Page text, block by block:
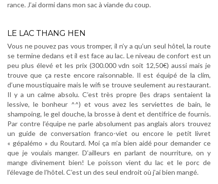
rance. J’ai dormi dans mon sac à viande du coup.
LE LAC THANG HEN
Vous ne pouvez pas vous tromper, il n’y a qu’un seul hôtel, la route
se termine dedans et il est face au lac. Le niveau de confort est un
peu plus élevé et les prix (300.000 vdn soit 12,50€) aussi mais je
trouve que ça reste encore raisonnable. Il est équipé de la clim,
d’une moustiquaire mais le wifi se trouve seulement au restaurant.
Il y a un calme absolu. C’est très propre (les draps sentaient la
lessive, le bonheur ^^) et vous avez les serviettes de bain, le
shampoing, le gel douche, la brosse à dent et dentifrice de fournis.
Par contre l’équipe ne parle absolument pas anglais alors trouvez
un guide de conversation franco-viet ou encore le petit livret
« gépalémo » du Routard. Moi ça m’a bien aidé pour demander ce
que je voulais manger. D’ailleurs en parlant de nourriture, on y
mange divinement bien! Le poisson vient du lac et le porc de
l’élevage de l’hôtel. C’est un des seul endroit où j’ai bien mangé.